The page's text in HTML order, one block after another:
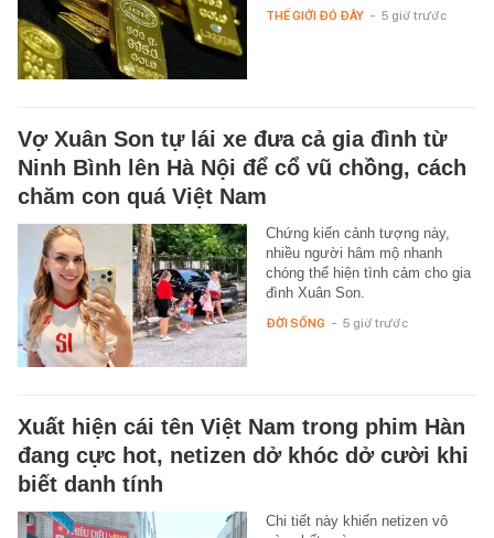
THẾ GIỚI ĐÓ ĐÂY - 5 giờ trước
Vợ Xuân Son tự lái xe đưa cả gia đình từ
Ninh Bình lên Hà Nội để cổ vũ chồng, cách
chăm con quá Việt Nam
Chứng kiến cảnh tượng này,
nhiều người hâm mộ nhanh
chóng thể hiện tình cảm cho gia
đình Xuân Son.
ĐỜI SỐNG - 5 giờ trước
Xuất hiện cái tên Việt Nam trong phim Hàn
đang cực hot, netizen dở khóc dở cười khi
biết danh tính
Chi tiết này khiến netizen vô